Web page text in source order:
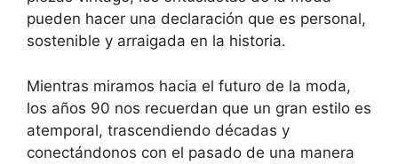
pueden hacer una declaración que es personal,
sostenible y arraigada en la historia.
Mientras miramos hacia el futuro de la moda,
los años 90 nos recuerdan que un gran estilo es
atemporal, trascendiendo décadas y
conectándonos con el pasado de una manera